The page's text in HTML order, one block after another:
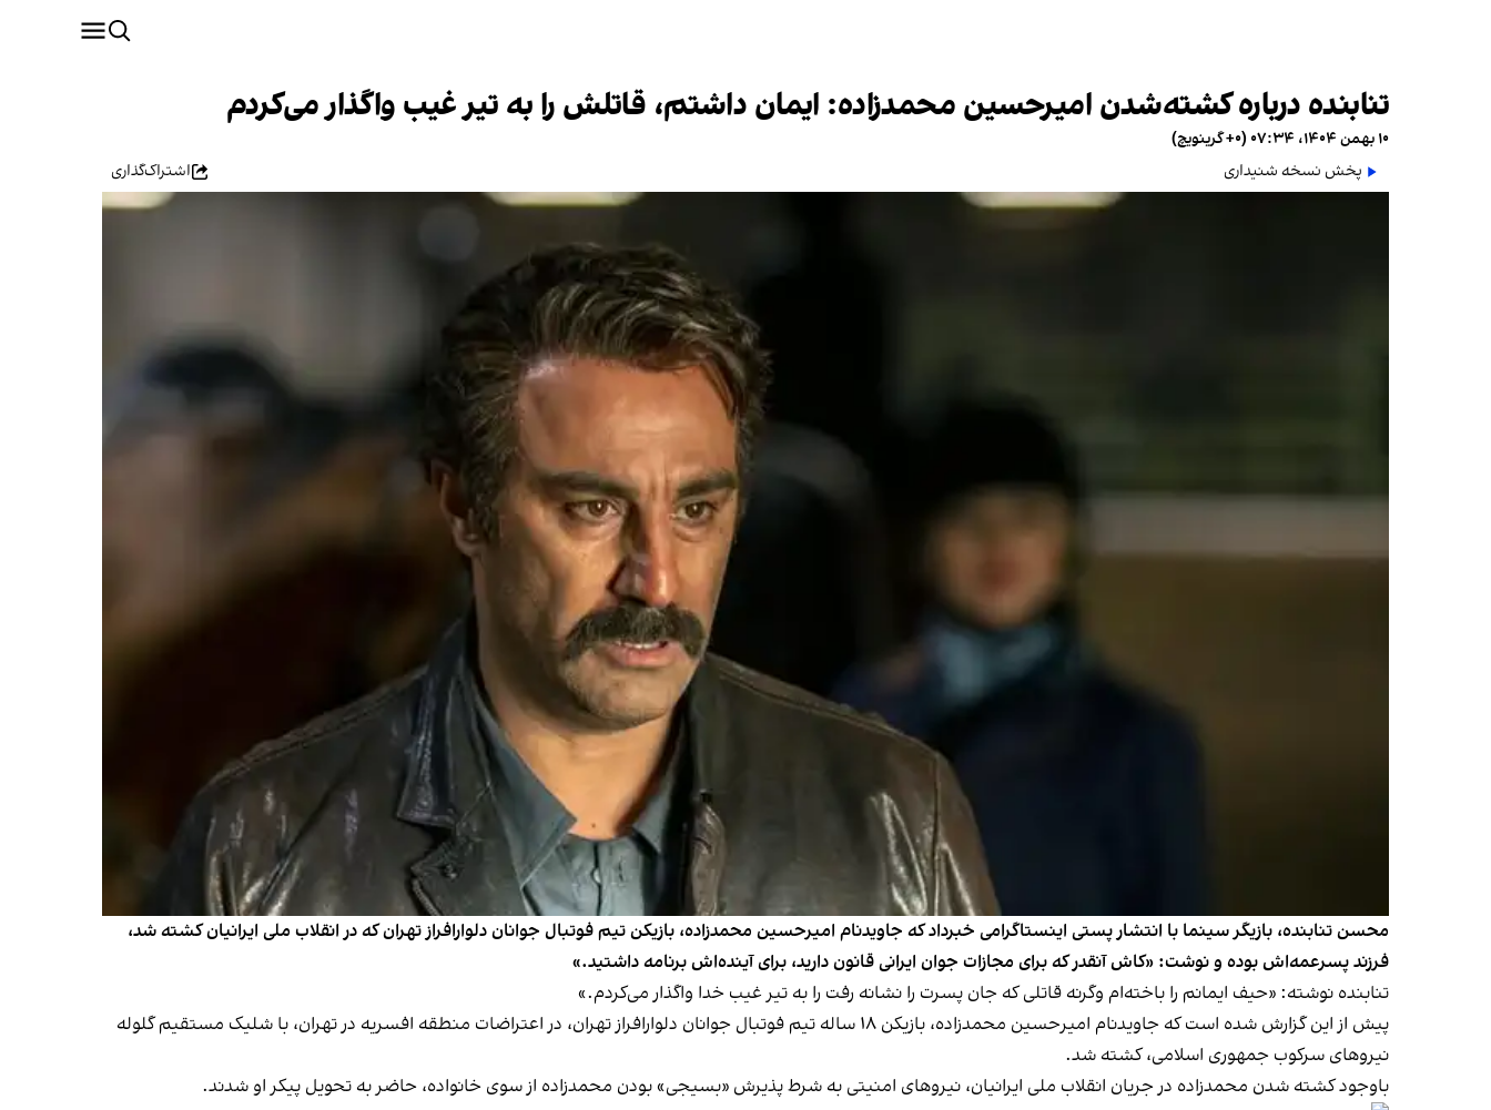
تنابنده درباره کشته‌شدن امیرحسین محمدزاده: ایمان داشتم، قاتلش را به تیر غیب واگذار می‌کردم
۱۰ بهمن ۱۴۰۴، ۰۷:۳۴ (‎+۰ گرینویچ)
پخش نسخه شنیداری
اشتراک‌گذاری
محسن تنابنده، بازیگر سینما با انتشار پستی اینستاگرامی خبرداد که جاویدنام امیرحسین محمدزاده، بازیکن تیم فوتبال جوانان دلوارافراز تهران که در انقلاب ملی ایرانیان کشته شد،
فرزند پسرعمه‌اش بوده و نوشت: «کاش آنقدر که برای مجازات جوان ایرانی قانون دارید، برای آینده‌اش برنامه داشتید.»
تنابنده نوشته: «حیف ایمانم را باخته‌ام وگرنه قاتلی که جان پسرت را نشانه رفت را به تیر غیب خدا واگذار می‌کردم.»
پیش از این گزارش شده است که جاویدنام امیرحسین محمدزاده، بازیکن ۱۸ ساله تیم فوتبال جوانان دلوارافراز تهران، در اعتراضات منطقه افسریه در تهران، با شلیک مستقیم گلوله
نیروهای سرکوب جمهوری اسلامی، کشته شد.
باوجود کشته‌ شدن محمدزاده در جریان انقلاب ملی ایرانیان، نیروهای امنیتی به شرط پذیرش «بسیجی» بودن محمدزاده از سوی خانواده، حاضر به تحویل پیکر او شدند.